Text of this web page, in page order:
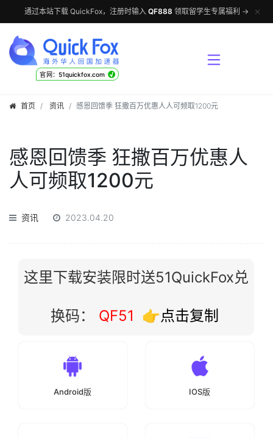
通过本站下载 QuickFox，注册时输入 QF888 领取留学生专属福利 → ✕
官网：51quickfox.com √
首页 资讯 感恩回馈季 狂撒百万优惠人人可频取1200元
感恩回馈季 狂撒百万优惠人
人可频取1200元
资讯 2023.04.20
这里下载安装限时送51QuickFox兑
换码： QF51 👉点击复制
Android版 IOS版